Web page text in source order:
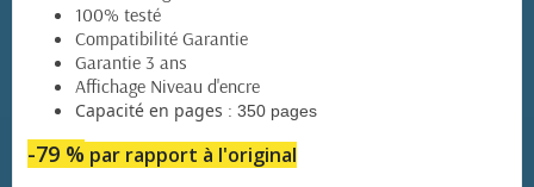
100% testé
Compatibilité Garantie
Garantie 3 ans
Affichage Niveau d'encre
Capacité en pages : 350 pages
-79 % par rapport à l'original